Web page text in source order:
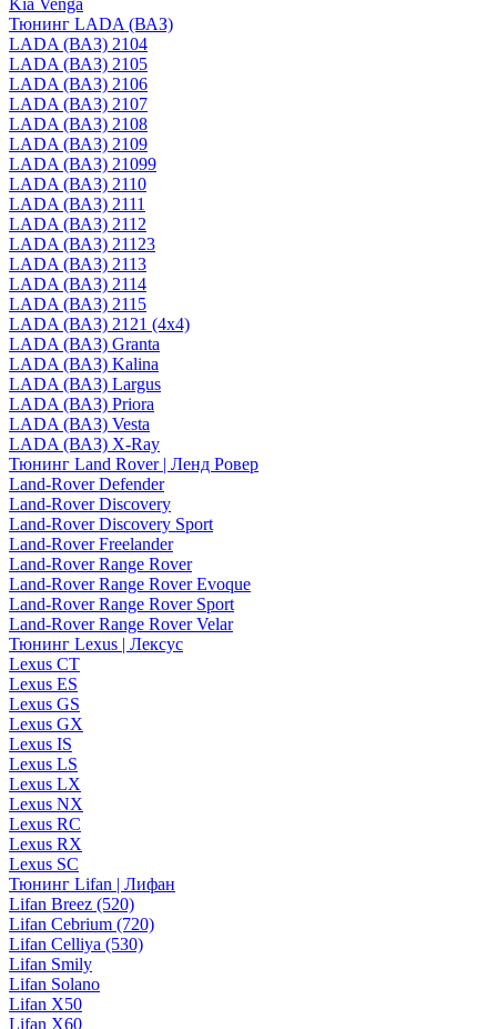
Kia Venga
Тюнинг LADA (ВАЗ)
LADA (ВАЗ) 2104
LADA (ВАЗ) 2105
LADA (ВАЗ) 2106
LADA (ВАЗ) 2107
LADA (ВАЗ) 2108
LADA (ВАЗ) 2109
LADA (ВАЗ) 21099
LADA (ВАЗ) 2110
LADA (ВАЗ) 2111
LADA (ВАЗ) 2112
LADA (ВАЗ) 21123
LADA (ВАЗ) 2113
LADA (ВАЗ) 2114
LADA (ВАЗ) 2115
LADA (ВАЗ) 2121 (4x4)
LADA (ВАЗ) Granta
LADA (ВАЗ) Kalina
LADA (ВАЗ) Largus
LADA (ВАЗ) Priora
LADA (ВАЗ) Vesta
LADA (ВАЗ) X-Ray
Тюнинг Land Rover | Ленд Ровер
Land-Rover Defender
Land-Rover Discovery
Land-Rover Discovery Sport
Land-Rover Freelander
Land-Rover Range Rover
Land-Rover Range Rover Evoque
Land-Rover Range Rover Sport
Land-Rover Range Rover Velar
Тюнинг Lexus | Лексус
Lexus CT
Lexus ES
Lexus GS
Lexus GX
Lexus IS
Lexus LS
Lexus LX
Lexus NX
Lexus RC
Lexus RX
Lexus SC
Тюнинг Lifan | Лифан
Lifan Breez (520)
Lifan Cebrium (720)
Lifan Celliya (530)
Lifan Smily
Lifan Solano
Lifan X50
Lifan X60